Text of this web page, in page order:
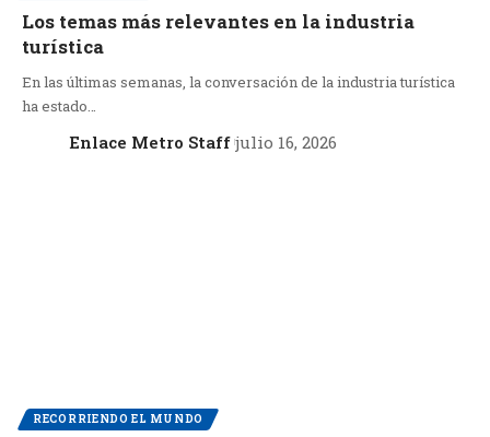
Los temas más relevantes en la industria
turística
En las últimas semanas, la conversación de la industria turística
ha estado…
Enlace Metro Staff julio 16, 2026
RECORRIENDO EL MUNDO